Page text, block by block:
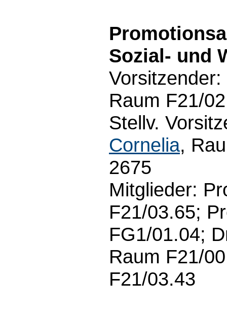
Sozial- und
Raum F21/
Stellv.
Cornelia,
2675
Mitglieder:
F21/03.65;
FG1/01.04;
Raum F21/
F21/03.43